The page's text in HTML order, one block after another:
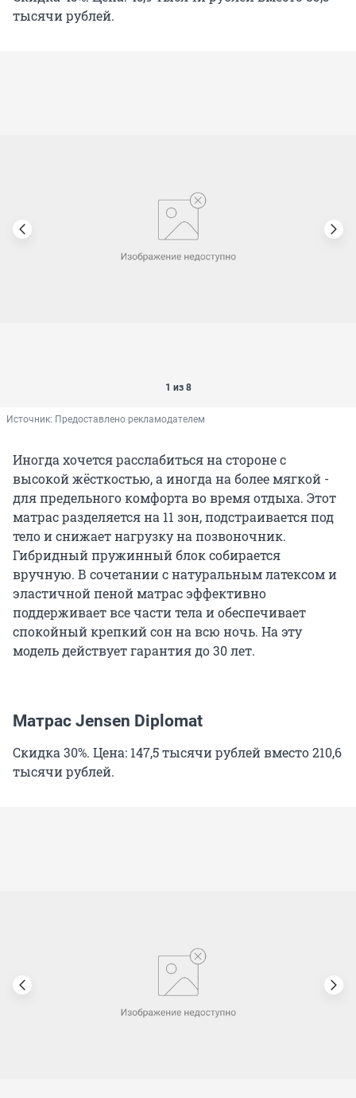
тысячи рублей.
1 из 8
Источник: Предоставлено рекламодателем
Иногда хочется расслабиться на стороне с
высокой жёсткостью, а иногда на более мягкой -
для предельного комфорта во время отдыха. Этот
матрас разделяется на 11 зон, подстраивается под
тело и снижает нагрузку на позвоночник.
Гибридный пружинный блок собирается
вручную. В сочетании с натуральным латексом и
эластичной пеной матрас эффективно
поддерживает все части тела и обеспечивает
спокойный крепкий сон на всю ночь. На эту
модель действует гарантия до 30 лет.
Матрас Jensen Diplomat
Скидка 30%. Цена: 147,5 тысячи рублей вместо 210,6
тысячи рублей.